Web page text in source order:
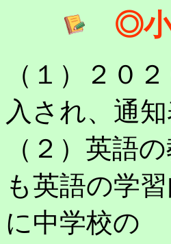
◎小
（１）２０
入され、通
（２）英語
も英語の学
に中学校の